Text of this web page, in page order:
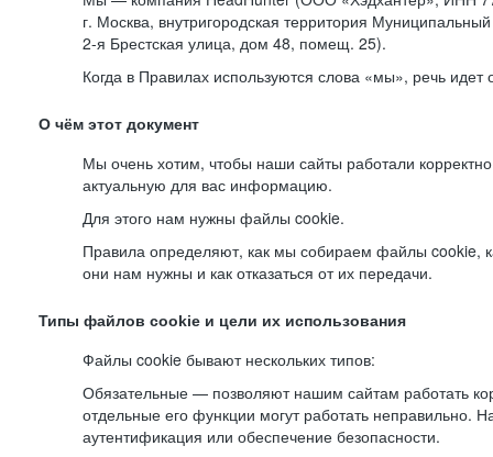
г. Москва, внутригородская территория Муниципальный
2-я Брестская улица, дом 48, помещ. 25).
Когда в Правилах используются слова «мы», речь
О чём этот документ
Мы очень хотим, чтобы наши сайты работали
актуальную для вас информацию.
Для этого нам нужны файлы cookie.
Правила определяют, как мы собираем файлы cookie,
они нам нужны и как отказаться от их передачи.
Типы файлов cookie и цели их использования
Файлы cookie бывают нескольких типов:
Обязательные — позволяют нашим сайтам работать
отдельные его функции могут работать неправильно.
аутентификация или обеспечение безопасности.